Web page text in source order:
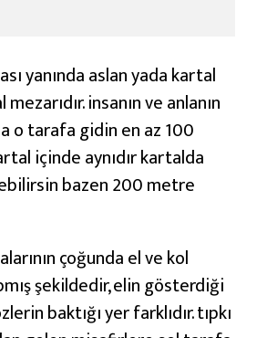
yanında aslan yada kartal
insanın ve anlanın
o tarafa gidin en az 100
içinde aynıdır kartalda
bazen 200 metre
çoğunda el ve kol
şekildedir, elin gösterdiği
baktığı yer farklıdır. tıpkı